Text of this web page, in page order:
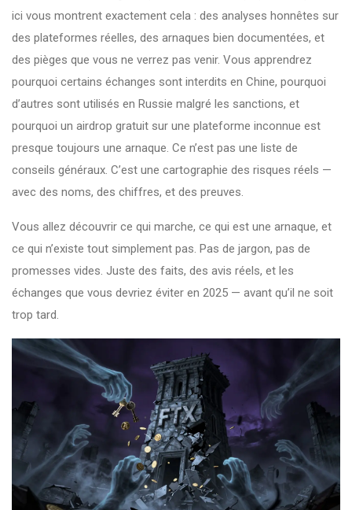
ici vous montrent exactement cela : des analyses honnêtes sur
des plateformes réelles, des arnaques bien documentées, et
des pièges que vous ne verrez pas venir. Vous apprendrez
pourquoi certains échanges sont interdits en Chine, pourquoi
d’autres sont utilisés en Russie malgré les sanctions, et
pourquoi un airdrop gratuit sur une plateforme inconnue est
presque toujours une arnaque. Ce n’est pas une liste de
conseils généraux. C’est une cartographie des risques réels —
avec des noms, des chiffres, et des preuves.
Vous allez découvrir ce qui marche, ce qui est une arnaque, et
ce qui n’existe tout simplement pas. Pas de jargon, pas de
promesses vides. Juste des faits, des avis réels, et les
échanges que vous devriez éviter en 2025 — avant qu’il ne soit
trop tard.